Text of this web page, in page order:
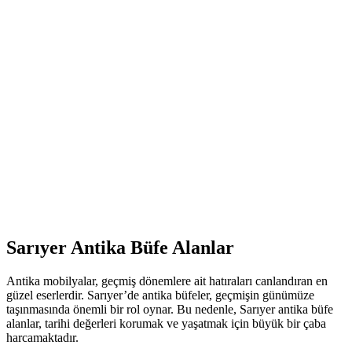
Sarıyer Antika Büfe Alanlar
Antika mobilyalar, geçmiş dönemlere ait hatıraları canlandıran en
güzel eserlerdir. Sarıyer’de antika büfeler, geçmişin günümüze
taşınmasında önemli bir rol oynar. Bu nedenle, Sarıyer antika büfe
alanlar, tarihi değerleri korumak ve yaşatmak için büyük bir çaba
harcamaktadır.